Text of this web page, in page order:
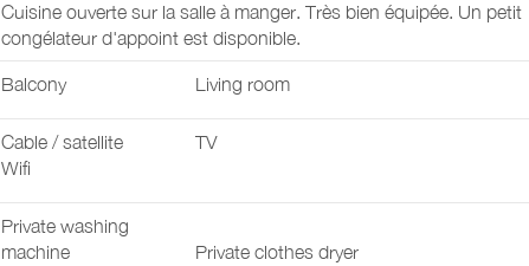
Cuisine ouverte sur la salle à manger. Très bien équipée. Un petit
congélateur d'appoint est disponible.
Balcony Living room
Cable / satellite
TV
Wifi
Private washing
machine
Private clothes dryer